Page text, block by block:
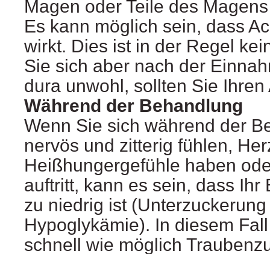
Magen oder Teile des
Es kann möglich sein, dass
wirkt. Dies ist in der Regel
Sie sich aber nach der
dura unwohl, sollten Sie Ihren
Während der Behandlung
Wenn Sie sich während der
nervös und zitterig fühlen,
Heißhungergefühle haben
auftritt, kann es sein, dass Ihr
zu niedrig ist
Hypoglykämie). In diesem
schnell wie möglich